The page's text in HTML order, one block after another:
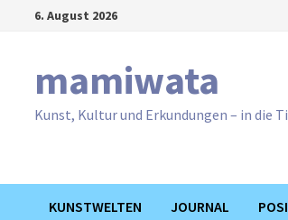
6. August 2026
mamiwata
Kunst, Kultur und Erkundungen – in die
KUNSTWELTEN JOURNAL